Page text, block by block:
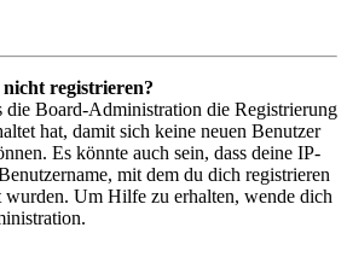
registrieren?
die Board-Administration die Registrierung
hat, damit sich keine neuen Benutzer
Es könnte auch sein, dass deine IP-
mit dem du dich registrieren
wurden. Um Hilfe zu erhalten, wende dich